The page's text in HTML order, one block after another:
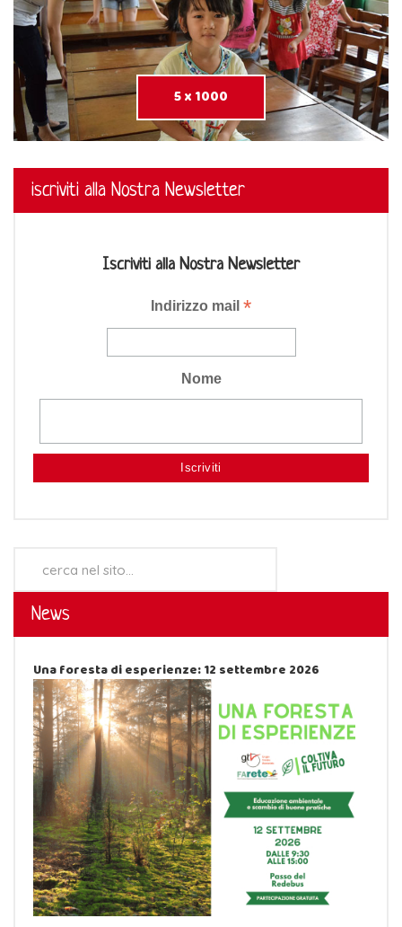
5 x 1000
iscriviti alla Nostra Newsletter
Iscriviti alla Nostra Newsletter
Indirizzo mail *
Nome
News
Una foresta di esperienze: 12 settembre 2026